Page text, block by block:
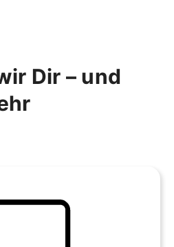
Dir – und